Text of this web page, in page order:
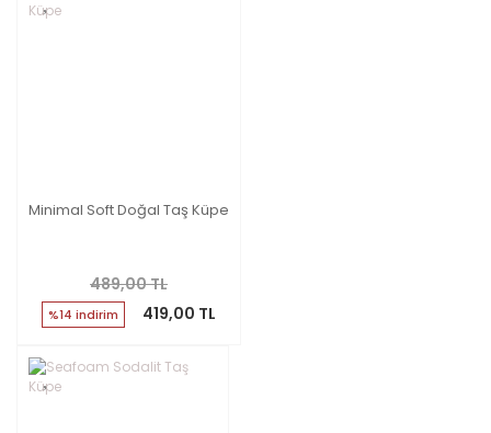
Minimal Soft Doğal Taş Küpe
489,00 TL
%14 indirim 419,00 TL